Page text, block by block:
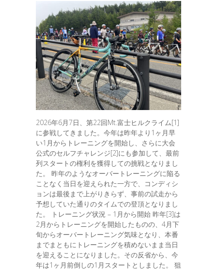
2026年6月7日、第22回Mt.富士ヒルクライム[1]
に参戦してきました。今年は昨年より1ヶ月早
い1月からトレーニングを開始し、さらに大会
公式のセルフチャレンジ[2]にも参加して、最前
列スタートの権利を獲得しての挑戦となりまし
た。 昨年のようなオーバートレーニングに陥る
ことなく当日を迎えられた一方で、コンディシ
ョンは最後まで上がりきらず、事前の試走から
予想していた通りのタイムでの登頂となりまし
た。 トレーニング状況 – 1月から開始 昨年[3]は
2月からトレーニングを開始したものの、4月下
旬からオーバートレーニング気味となり、本番
までまともにトレーニングを積めないまま当日
を迎えることになりました。その反省から、今
年は1ヶ月前倒しの1月スタートとしました。 狙